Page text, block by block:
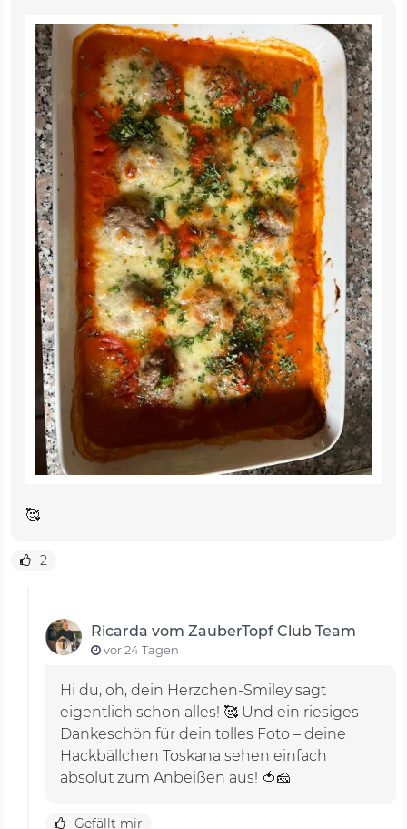
🥰
2
Ricarda vom ZauberTopf Club Team
vor 24 Tagen
Hi du, oh, dein Herzchen-Smiley sagt
eigentlich schon alles! 🥰 Und ein riesiges
Dankeschön für dein tolles Foto – deine
Hackbällchen Toskana sehen einfach
absolut zum Anbeißen aus! 🍅🧀
Gefällt mir